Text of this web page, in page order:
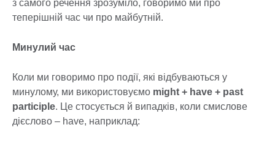
з самого речення зрозуміло, говоримо ми про
теперішній час чи про майбутній.
Минулий час
Коли ми говоримо про події, які відбуваються у
минулому, ми використовуємо might + have + past
participle. Це стосується й випадків, коли смислове
дієслово – have, наприклад: